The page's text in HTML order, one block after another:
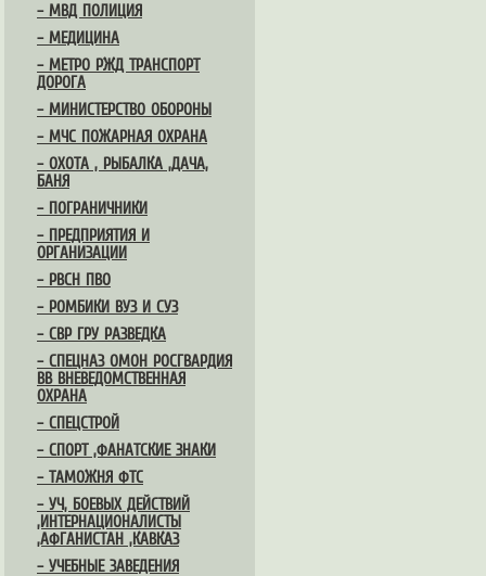
– МВД ПОЛИЦИЯ
– МЕДИЦИНА
– МЕТРО РЖД ТРАНСПОРТ
ДОРОГА
– МИНИСТЕРСТВО ОБОРОНЫ
– МЧС ПОЖАРНАЯ ОХРАНА
– ОХОТА , РЫБАЛКА ,ДАЧА,
БАНЯ
– ПОГРАНИЧНИКИ
– ПРЕДПРИЯТИЯ И
ОРГАНИЗАЦИИ
– РВСН ПВО
– РОМБИКИ ВУЗ И СУЗ
– СВР ГРУ РАЗВЕДКА
– СПЕЦНАЗ ОМОН РОСГВАРДИЯ
ВВ ВНЕВЕДОМСТВЕННАЯ
ОХРАНА
– СПЕЦСТРОЙ
– СПОРТ ,ФАНАТСКИЕ ЗНАКИ
– ТАМОЖНЯ ФТС
– УЧ, БОЕВЫХ ДЕЙСТВИЙ
,ИНТЕРНАЦИОНАЛИСТЫ
,АФГАНИСТАН ,КАВКАЗ
– УЧЕБНЫЕ ЗАВЕДЕНИЯ